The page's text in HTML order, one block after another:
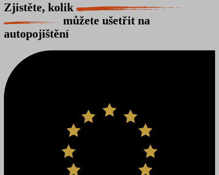
Zjistěte, kolik
můžete ušetřit na
autopojištění